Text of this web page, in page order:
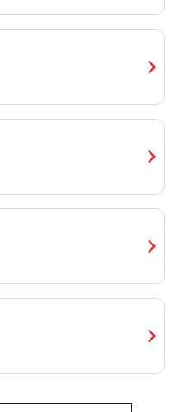
chevron_right
chevron_right
chevron_right
chevron_right